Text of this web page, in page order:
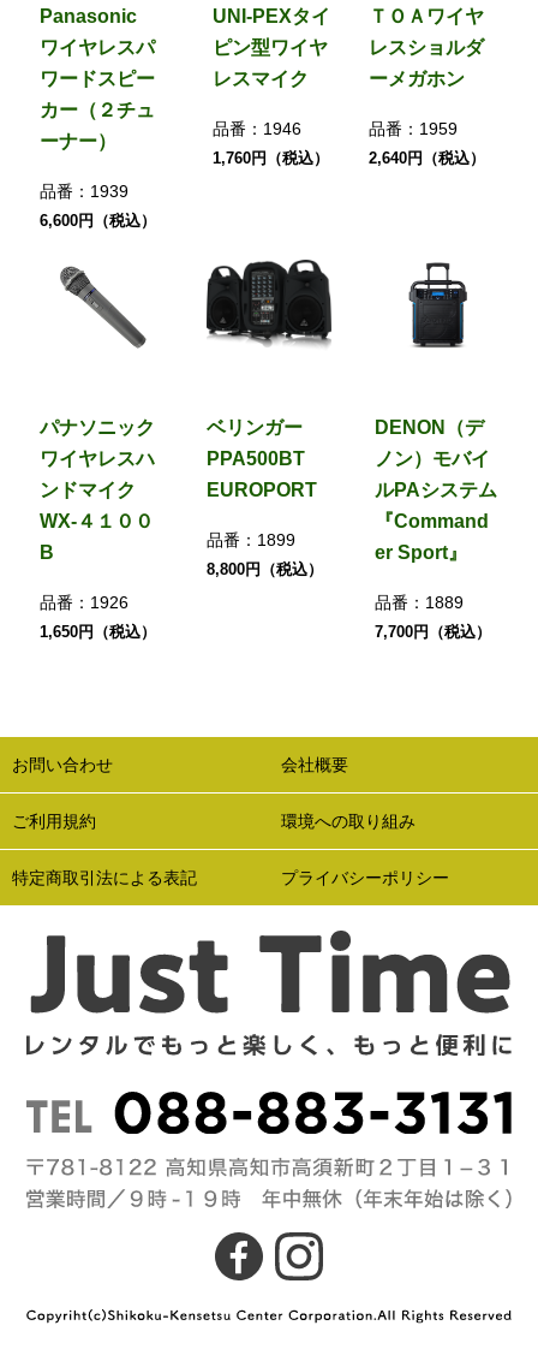
Panasonic
ワイヤレスパ
ワードスピー
カー（２チュ
ーナー）
品番： 1939
6,600円（税込）
UNI-PEXタイ
ピン型ワイヤ
レスマイク
品番： 1946
1,760円（税込）
ＴＯＡワイヤ
レスショルダ
ーメガホン
品番： 1959
2,640円（税込）
パナソニック
ワイヤレスハ
ンドマイク
WX-４１００
B
品番： 1926
1,650円（税込）
ベリンガー
PPA500BT
EUROPORT
品番： 1899
8,800円（税込）
DENON（デ
ノン）モバイ
ルPAシステム
『Command
er Sport』
品番： 1889
7,700円（税込）
お問い合わせ 会社概要
ご利用規約 環境への取り組み
特定商取引法による表記 プライバシーポリシー